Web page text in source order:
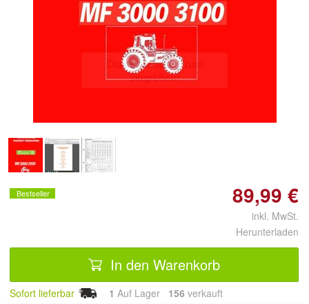
Doppelt antippen zum
vergrößern
Bestseller 89,99 €
inkl. MwSt.
Herunterladen
In den Warenkorb
Sofort lieferbar 1 Auf Lager 156 verkauft